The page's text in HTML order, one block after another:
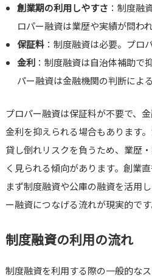
創業期の利用しやすさ ：制度融
ロパー融資は業歴や実績が問わ
保証料 ：制度融資は必要。プロ
金利 ：制度融資は自治体補助で
パー融資は金融機関の判断による
プロパー融資は保証料が不要で、
金利を抑えられる場合もあります
貸し倒れリスクを負うため、業歴
く見られる傾向があります。創業
まず制度融資や公庫の融資を活用
ー融資につなげる流れが現実的です
制度融資の利用の流れ
制度融資を利用する際の一般的な